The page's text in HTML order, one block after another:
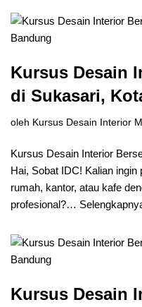
Kursus Desain
di Sukasari,
oleh Kursus Desain Interior
Kursus Desain Interior
Hai, Sobat IDC! Kalian
rumah, kantor, atau kafe
profesional?…
Kursus Desain